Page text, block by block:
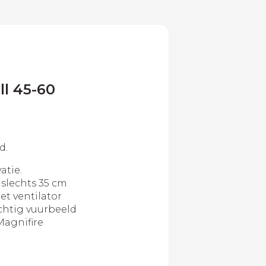
45-60
35 cm
ventilator
vuurbeeld